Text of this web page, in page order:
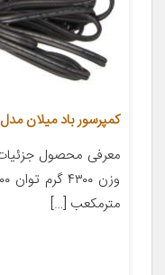
کمپرسور باد میلان مدل AD12
مترمکعب […]